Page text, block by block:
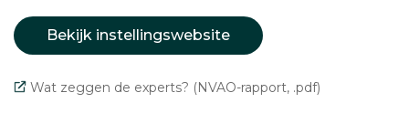
Bekijk instellingswebsite
Wat zeggen de experts? (NVAO-rapport, .pdf)